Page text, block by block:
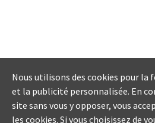
Nous utilisons des cookies pour
et la publicité personnalisée. En
site sans vous y opposer, vous
les cookies. Si vous choisissez de